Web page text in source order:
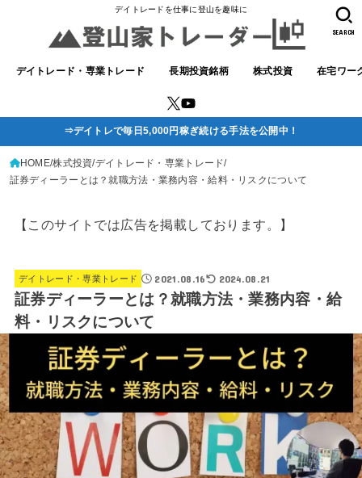
デイトレードを仕事に登山を趣味に
デイトレード・専業トレード 長期投資銘柄 株式投資 在宅ワー
SEARCH
⇒デイトレで毎日5,000円稼ぎ続ける手法を公開中！
HOME 株式投資 デイトレード・専業トレード
証券ディーラーとは？就職方法・業務内容・給料・リスクについて
【このサイトでは広告を掲載しております。】
デイトレード・専業トレード 2021.08.16 2024.08.21
証券ディーラーとは？就職方法・業務内容・給
料・リスクについて